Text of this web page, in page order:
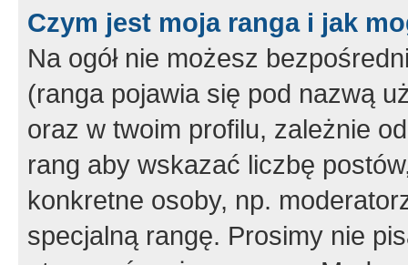
Czym jest moja ranga i jak
Na ogół nie możesz
(ranga pojawia się pod nazwą
oraz w twoim profilu, zależnie
rang aby wskazać liczbę
konkretne osoby, np.
specjalną rangę. Prosimy nie